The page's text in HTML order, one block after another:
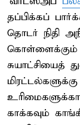
தப்பிக்கப்
தொடர் நிதி
கொள்ளைக்கும்
சுயாட்சியைத்
காக்கவும்